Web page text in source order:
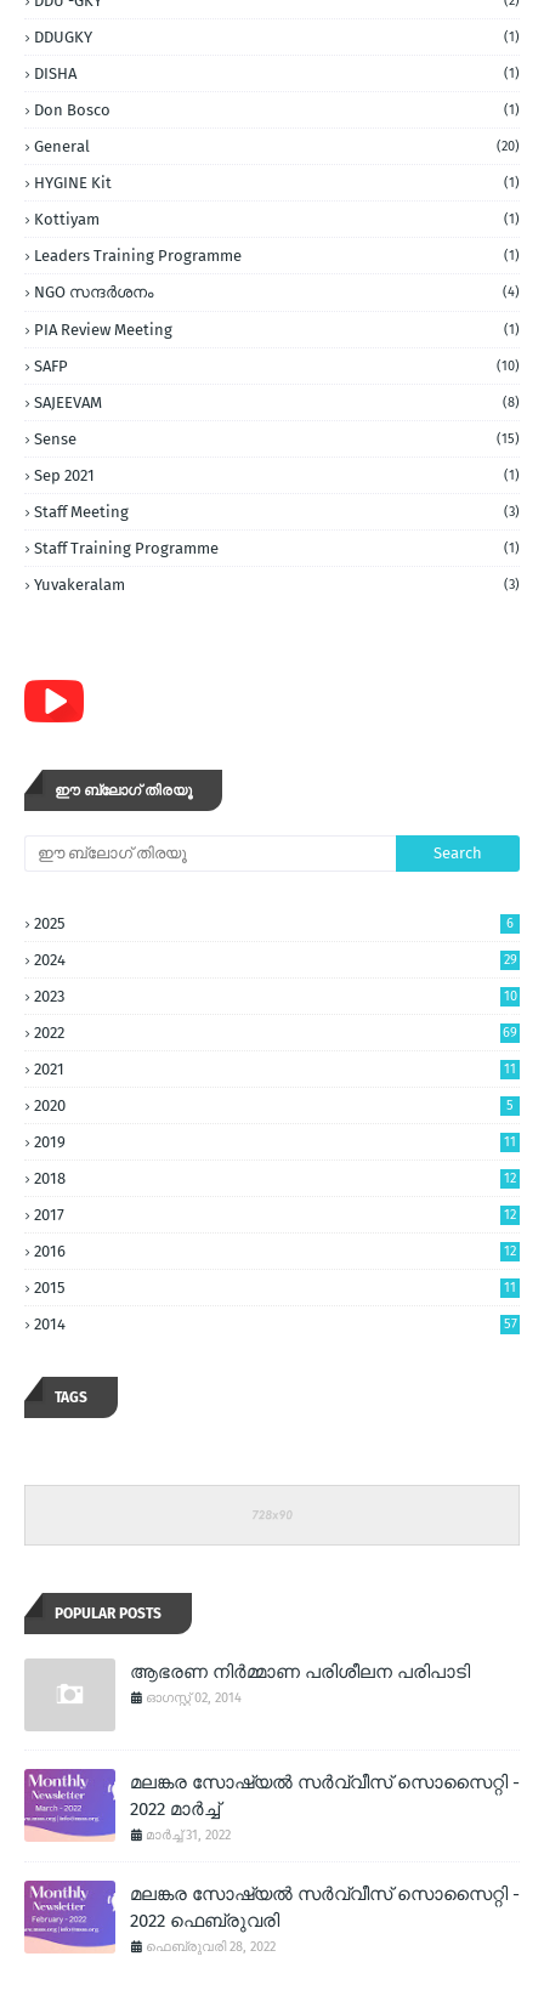
DDUGKY (1)
DISHA (1)
Don Bosco (1)
General (20)
HYGINE Kit (1)
Kottiyam (1)
Leaders Training Programme (1)
NGO സന്ദര്‍ശനം (4)
PIA Review Meeting (1)
SAFP (10)
SAJEEVAM (8)
Sense (15)
Sep 2021 (1)
Staff Meeting (3)
Staff Training Programme (1)
Yuvakeralam (3)
ഈ ബ്ലോഗ് തിരയൂ
2025 6
2024 29
2023
10
2022 69
2021 11
2020 5
2019 11
2018 12
2017 12
2016 12
2015 11
2014 57
TAGS
POPULAR POSTS
ആഭരണ നിര്‍മ്മാണ പരിശീലന പരിപാടി
ഓഗസ്റ്റ് 02, 2014
മലങ്കര സോഷ്യല്‍ സര്‍വ്വീസ് സൊസൈറ്റി -
2022 മാര്‍ച്ച്
മാർച്ച് 31, 2022
മലങ്കര സോഷ്യല്‍ സര്‍വ്വീസ് സൊസൈറ്റി -
2022 ഫെബ്രുവരി
ഫെബ്രുവരി 28, 2022